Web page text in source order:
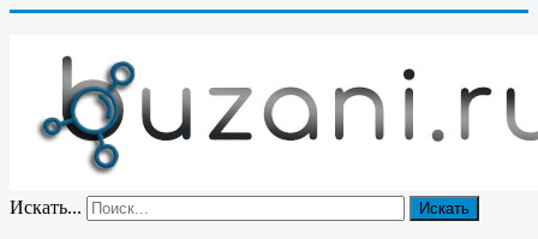
Искать... Искать